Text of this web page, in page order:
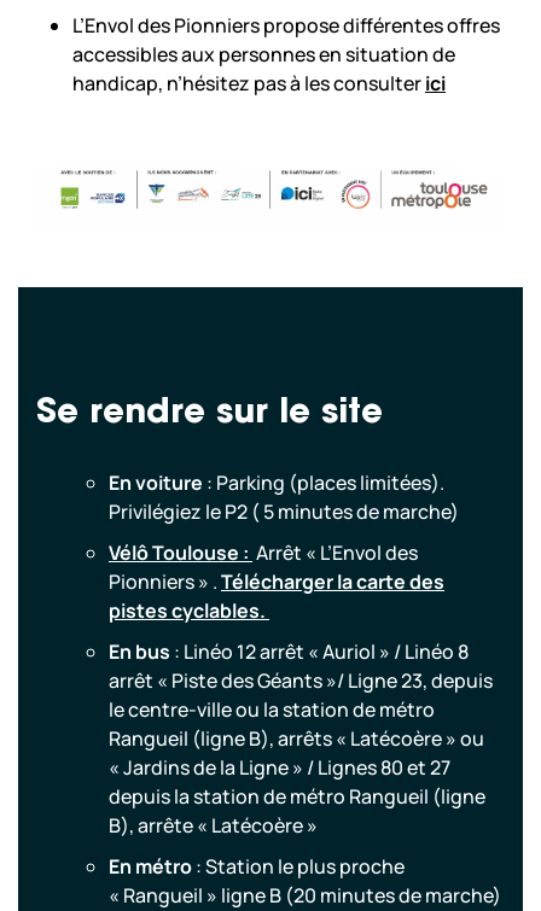
L’Envol des Pionniers propose différentes offres
accessibles aux personnes en situation de
handicap, n’hésitez pas à les consulterici
Se rendre sur le site
En voiture : Parking (places limitées).
Privilégiez le P2 ( 5 minutes de marche)
Vélô Toulouse : Arrêt « L’Envol des
Pionniers » .Télécharger la carte des
pistes cyclables.
En bus : Linéo 12 arrêt « Auriol » / Linéo 8
arrêt « Piste des Géants »/ Ligne 23, depuis
le centre-ville ou la station de métro
Rangueil (ligne B), arrêts « Latécoère » ou
« Jardins de la Ligne » / Lignes 80 et 27
depuis la station de métro Rangueil (ligne
B), arrête « Latécoère »
En métro: Station le plus proche
« Rangueil » ligne B (20 minutes de marche)